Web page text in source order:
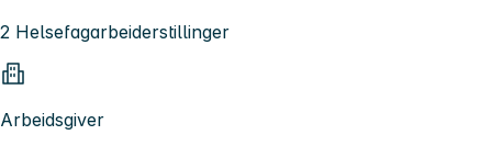
2 Helsefagarbeiderstillinger
Arbeidsgiver